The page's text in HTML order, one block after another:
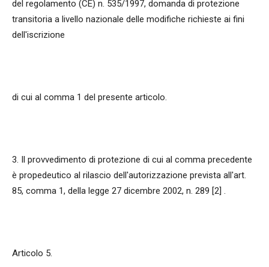
del regolamento (CE) n. 535/1997, domanda di protezione
transitoria a livello nazionale delle modifiche richieste ai fini
dell'iscrizione
di cui al comma 1 del presente articolo.
3. Il provvedimento di protezione di cui al comma precedente
è propedeutico al rilascio dell'autorizzazione prevista all'art.
85, comma 1, della legge 27 dicembre 2002, n. 289 [2] .
Articolo 5.